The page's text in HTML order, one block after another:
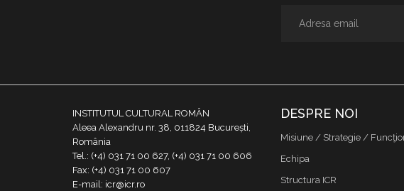
INSTITUTUL CULTURAL ROMÂN
Aleea Alexandru nr. 38, 011824 București,
România
Tel.: (+4) 031 71 00 627, (+4) 031 71 00 606
Fax: (+4) 031 71 00 607
E-mail: icr@icr.ro
DESPRE NOI
Misiune / Strategie /
Echipa
Structura ICR